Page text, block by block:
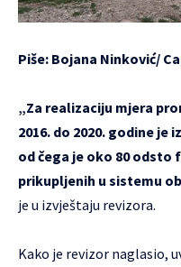
Piše: Bojana Ninković/
„Za realizaciju mjera
2016. do 2020. godine je
od čega je oko 80 odsto
prikupljenih u sistemu
je u izvještaju revizora.
Kako je revizor naglasio,